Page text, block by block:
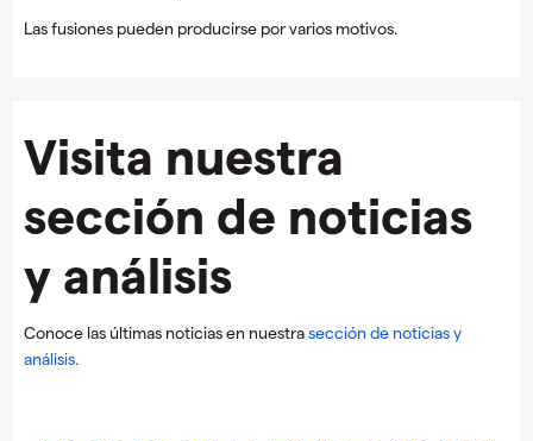
Las fusiones pueden producirse por varios motivos.
Visita nuestra
sección de noticias
y análisis
Conoce las últimas noticias en nuestrasección de noticias y
análisis.